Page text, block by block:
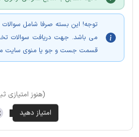
توجه! این بسته صرفا شامل سوالات
می باشد. جهت دریافت سوالات
قسمت جست و جو یا منوی سایت
(هنوز